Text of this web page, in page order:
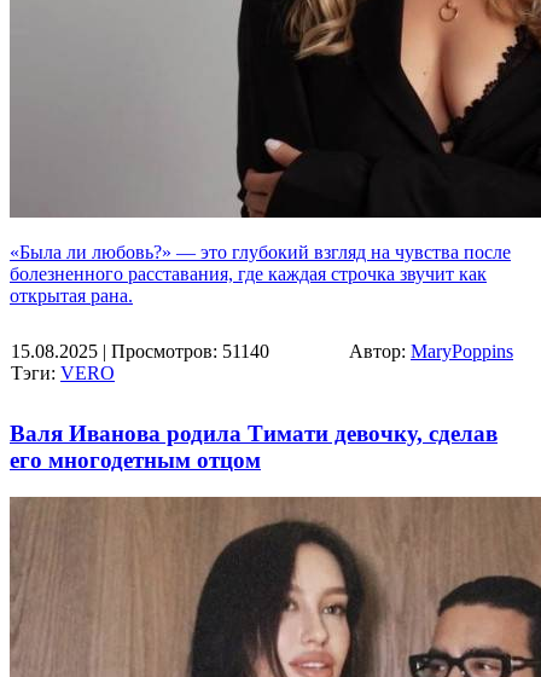
«Была ли любовь?» — это глубокий взгляд на чувства после
болезненного расставания, где каждая строчка звучит как
открытая рана.
15.08.2025 | Просмотров: 51140
Тэги: VERO
Автор: MaryPoppins
Валя Иванова родила Тимати девочку, сделав
его многодетным отцом